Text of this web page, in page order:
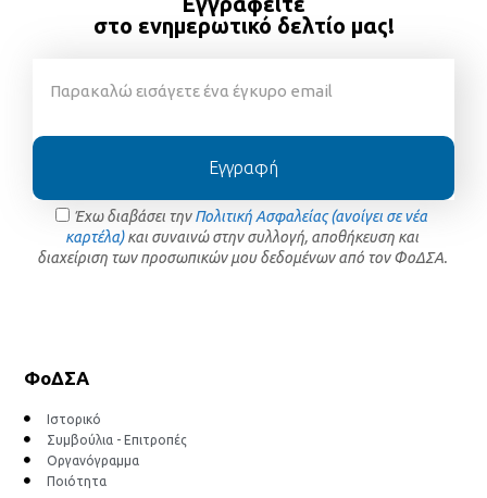
στο ενημερωτικό δελτίο μας!
Έχω διαβάσει τηνΠολιτική Ασφαλείας (ανοίγει σε νέα
καρτέλα)και συναινώ στην συλλογή, αποθήκευση και
διαχείριση των προσωπικών μου δεδομένων από τον ΦοΔΣΑ.
Εγγραφή
ΦοΔΣΑ
Ιστορικό
Συμβούλια - Επιτροπές
Οργανόγραμμα
Ποιότητα